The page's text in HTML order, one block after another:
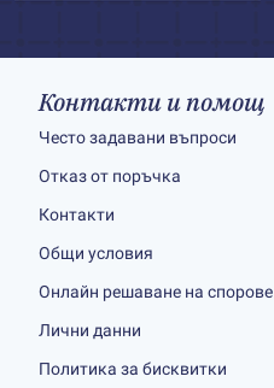
Контакти и помощ
Често задавани въпроси
Отказ от поръчка
Контакти
Общи условия
Онлайн решаване на спорове
Лични данни
Политика за бисквитки